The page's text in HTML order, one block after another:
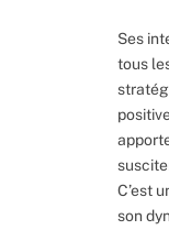
Ses
tous
C’est
son